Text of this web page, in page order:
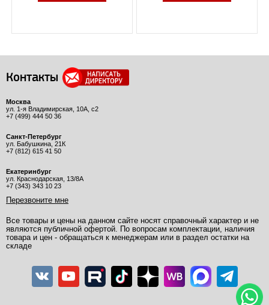
Контакты
Москва
ул. 1-я Владимирская, 10А, с2
+7 (499) 444 50 36
Санкт-Петербург
ул. Бабушкина, 21К
+7 (812) 615 41 50
Екатеринбург
ул. Краснодарская, 13/8А
+7 (343) 343 10 23
Перезвоните мне
Все товары и цены на данном сайте носят справочный характер и не
являются публичной офертой. По вопросам комплектации, наличия
товара и цен - обращаться к менеджерам или в раздел остатки на
складе